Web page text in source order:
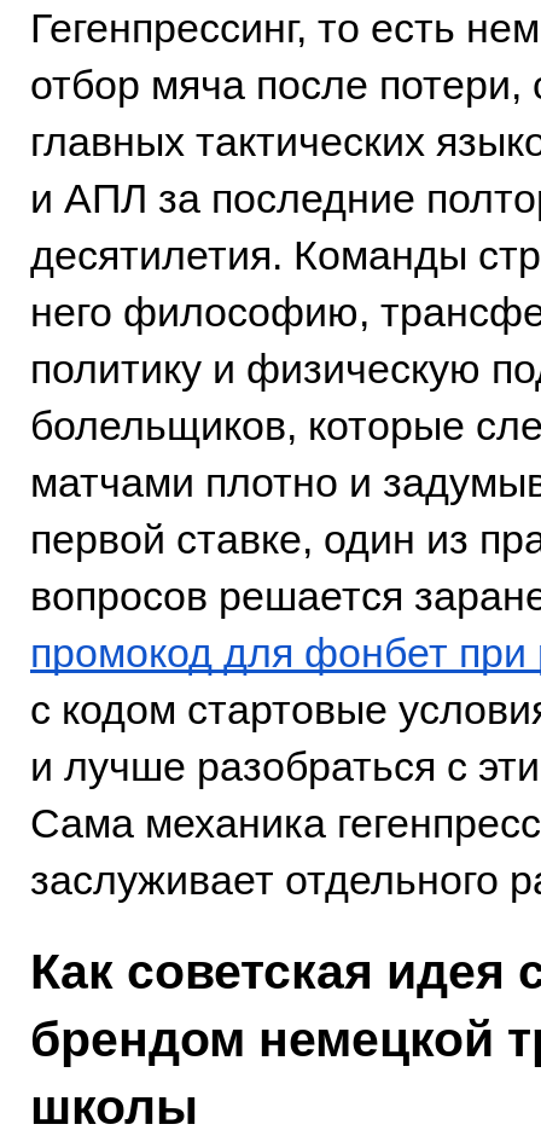
Гегенпрессинг, то есть
отбор мяча после потери,
главных тактических
и АПЛ за последние
десятилетия. Команды
него философию,
политику и физическую
болельщиков, которые
матчами плотно и
первой ставке, один из
вопросов решается
промокод для фонбет при
с кодом стартовые
и лучше разобраться с
Сама механика
заслуживает отдельного
Как советская идея
брендом немецкой
школы